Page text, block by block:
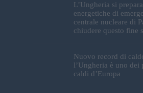
L’Ungheria si
energetiche di
centrale nucleare di
chiudere questo fine
Nuovo record di
l’Ungheria è uno dei
caldi d’Europa